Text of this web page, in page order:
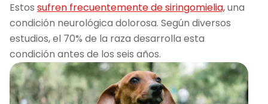
Estos sufren frecuentemente de siringomielia,una
condición neurológica dolorosa. Según diversos
estudios, el 70% de la raza desarrolla esta
condición antes de los seis años.